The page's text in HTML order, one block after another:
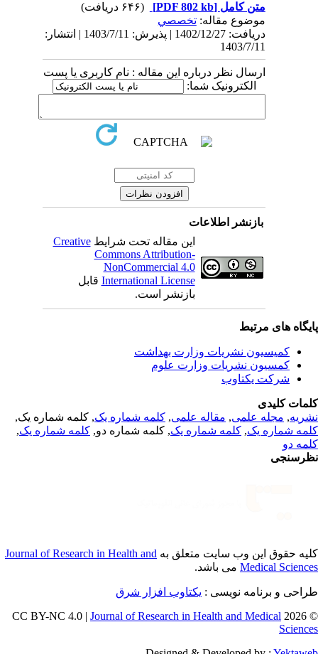
متن کامل[PDF 802 kb]
موضوع مقاله:تخصصي
دریافت: 1402/12/27 | پذیرش: 1403/7/11 | انتشار:
1403/7/11
ارسال نظر درباره این مقاله : نام کاربری یا پست
الکترونیک شما:
بازنشر اطلاعات
این مقاله تحت شرایطCreative
Commons Attribution-
NonCommercial 4.0
International Licenseقابل
بازنشر است.
های مرتبط
کمیسیون نشریات وزارت بهداشت
کمسیون نشریات وزارت علوم
شرکت یکتاوب
کلیدی
,مجله علمی, مقاله علمی, کلمه شماره یک, کلمه شماره یک,
شماره یک,کلمه شماره یک, کلمه شماره دو,کلمه شماره یک,
دو
حقوق این وب سایت متعلق بهJournal of Research in Health and
Medicalمی باشد.
و برنامه نویسی : یکتاوب افزار شرق
©
Journal of Research in Health and Medical